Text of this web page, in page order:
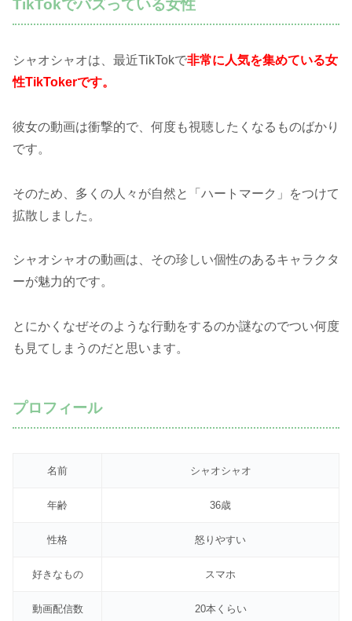
TikTokでバズっている女性
シャオシャオは、最近TikTokで非常に人気を集めている女
性TikTokerです。
彼女の動画は衝撃的で、何度も視聴したくなるものばかり
です。
そのため、多くの人々が自然と「ハートマーク」をつけて
拡散しました。
シャオシャオの動画は、その珍しい個性のあるキャラクタ
ーが魅力的です。
とにかくなぜそのような行動をするのか謎なのでつい何度
も見てしまうのだと思います。
プロフィール
名前 シャオシャオ
年齢 36歳
性格 怒りやすい
好きなもの スマホ
動画配信数 20本くらい